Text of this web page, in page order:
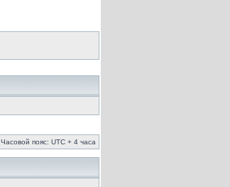
Часовой пояс: UTC + 4 часа